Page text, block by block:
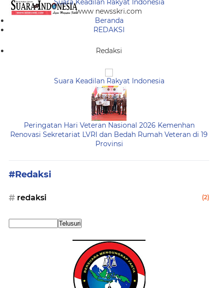
Suara Keadilan Rakyat Indonesia
www newsskri.com
Beranda
REDAKSI
Redaksi
Suara Keadilan Rakyat Indonesia
Peringatan Hari Veteran Nasional 2026 Kemenhan
Renovasi Sekretariat LVRI dan Bedah Rumah Veteran di 19
Provinsi
#Redaksi
redaksi (2)